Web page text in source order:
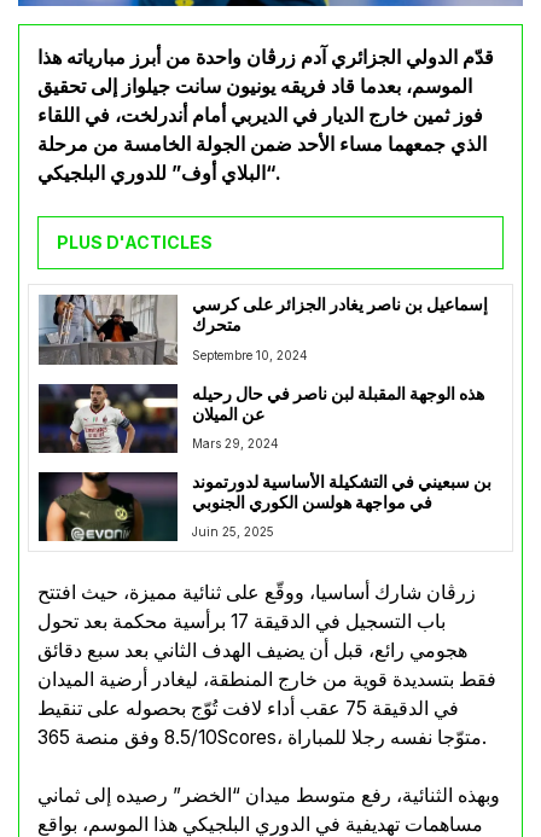
قدّم الدولي الجزائري آدم زرڤان واحدة من أبرز مبارياته هذا
الموسم، بعدما قاد فريقه يونيون سانت جيلواز إلى تحقيق
فوز ثمين خارج الديار في الديربي أمام أندرلخت، في اللقاء
الذي جمعهما مساء الأحد ضمن الجولة الخامسة من مرحلة
“البلاي أوف” للدوري البلجيكي.
PLUS D'ACTICLES
إسماعيل بن ناصر يغادر الجزائر على كرسي
متحرك
Septembre 10, 2024
هذه الوجهة المقبلة لبن ناصر في حال رحيله
عن الميلان
Mars 29, 2024
بن سبعيني في التشكيلة الأساسية لدورتموند
في مواجهة هولسن الكوري الجنوبي
Juin 25, 2025
زرڤان شارك أساسيا، ووقّع على ثنائية مميزة، حيث افتتح
باب التسجيل في الدقيقة 17 برأسية محكمة بعد تحول
هجومي رائع، قبل أن يضيف الهدف الثاني بعد سبع دقائق
فقط بتسديدة قوية من خارج المنطقة، ليغادر أرضية الميدان
في الدقيقة 75 عقب أداء لافت تُوّج بحصوله على تنقيط
8.5/10 وفق منصة 365Scores، متوّجا نفسه رجلا للمباراة.
وبهذه الثنائية، رفع متوسط ميدان “الخضر” رصيده إلى ثماني
مساهمات تهديفية في الدوري البلجيكي هذا الموسم، بواقع